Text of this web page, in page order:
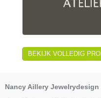
BEKIJK VOLLEDIG
Nancy Aillery